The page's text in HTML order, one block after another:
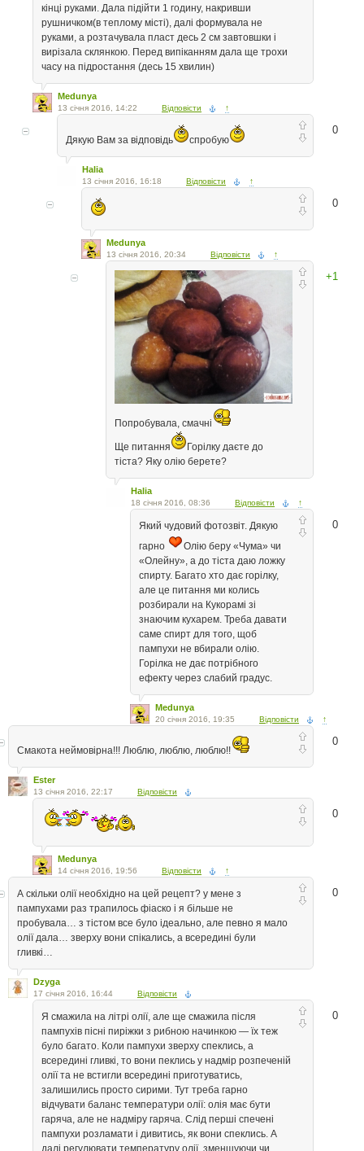
кінці руками. Дала підійти 1 годину, накривши
рушничком(в теплому місті), далі формувала не
руками, а розтачувала пласт десь 2 см завтовшки і
вирізала склянкою. Перед випіканням дала ще трохи
часу на підростання (десь 15 хвилин)
Medunya
13 січня 2016, 14:22 Відповісти ↑
0
Дякую Вам за відповідь спробую
Halia
13 січня 2016, 16:18 Відповісти ↑
0
Medunya
13 січня 2016, 20:34 Відповісти ↑
+1
Попробувала, смачні
Ще питання
Горілку даєте до
тіста? Яку олію берете?
Halia
18 січня 2016, 08:36 Відповісти ↑
0
Який чудовий фотозвіт. Дякую
гарно
Олію беру «Чума» чи
«Олейну», а до тіста даю ложку
спирту. Багато хто дає горілку,
але це питання ми колись
розбирали на Кукорамі зі
знаючим кухарем. Треба давати
саме спирт для того, щоб
пампухи не вбирали олію.
Горілка не дає потрібного
ефекту через слабий градус.
Medunya
20 січня 2016, 19:35 Відповісти ↑
0
Смакота неймовірна!!! Люблю, люблю, люблю!!
Ester
13 січня 2016, 22:17 Відповісти
0
Medunya
14 січня 2016, 19:56 Відповісти ↑
0
А скільки олії необхідно на цей рецепт? у мене з
пампухами раз трапилось фіаско і я більше не
пробувала… з тістом все було ідеально, але певно я мало
олії дала… зверху вони спікались, а всередині були
гливкі…
Dzyga
17 січня 2016, 16:44 Відповісти
0
Я смажила на літрі олії, але ще смажила після
пампухів пісні пиріжки з рибною начинкою — їх теж
було багато. Коли пампухи зверху спеклись, а
всередині гливкі, то вони пеклись у надмір розпеченій
олії та не встигли всередині приготуватись,
залишились просто сирими. Тут треба гарно
відчувати баланс температури олії: олія має бути
гаряча, але не надміру гаряча. Слід перші спечені
пампухи розламати і дивитись, як вони спеклись. А